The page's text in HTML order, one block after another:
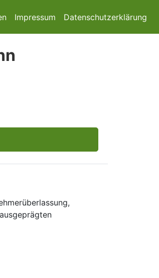
Impressum Datenschutzerklärung